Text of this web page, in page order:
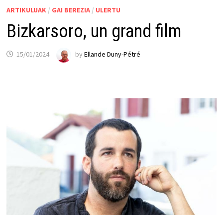
ARTIKULUAK / GAI BEREZIA/ ULERTU
Bizkarsoro, un grand film
15/01/2024 by Ellande Duny-Pétré